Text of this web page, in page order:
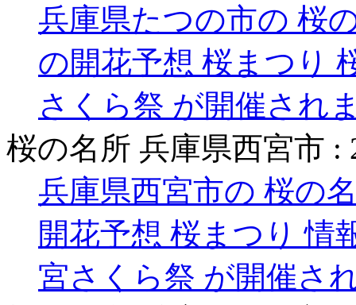
兵庫県たつの市の 桜
の開花予想 桜まつり
さくら祭 が開催され
桜の名所 兵庫県西宮市 :
兵庫県西宮市の 桜の
開花予想 桜まつり 情
宮さくら祭 が開催さ